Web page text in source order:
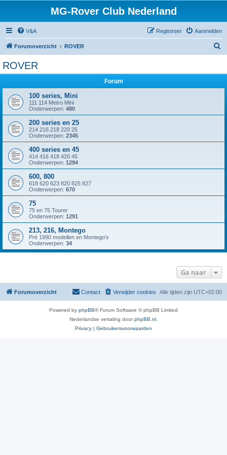
MG-Rover Club Nederland
V&A Aanmelden
Registreer
Forumoverzicht ROVER
ROVER
Forum
100 series, Mini
111 114 Metro Mini
Onderwerpen: 480
200 series en 25
214 216 218 220 25
Onderwerpen: 2345
400 series en 45
414 416 418 420 45
Onderwerpen: 1294
600, 800
618 620 623 820 825 827
Onderwerpen: 670
75
75 en 75 Tourer
Onderwerpen: 1291
213, 216, Montego
Pré 1990 modellen en Montego's
Onderwerpen: 34
Ga naar
Forumoverzicht Alle tijden zijn UTC+02:00
Verwijder cookies
Contact
Powered by phpBB® Forum Software © phpBB Limited
Nederlandse vertaling doorphpBB.nl
Privacy | Gebruikersvoorwaarden